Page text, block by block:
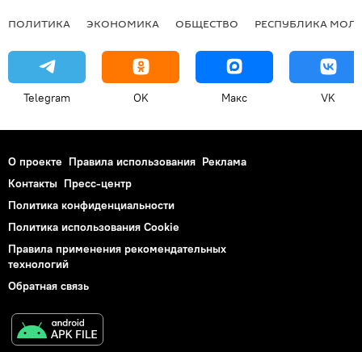
ПОЛИТИКА ЭКОНОМИКА ОБЩЕСТВО РЕСПУБЛИКА
Telegram OK Макс VK
О проекте Правила использования Реклама
Контакты Пресс-центр
Политика конфиденциальности
Политика использования Cookie
Правила применения рекомендательных
технологий
Обратная связь